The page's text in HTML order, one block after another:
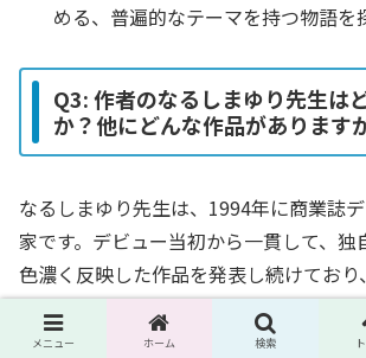
める、普遍的なテーマを持つ物語を
Q3: 作者のなるしまゆり先生は
か？他にどんな作品があります
なるしまゆり先生は、1994年に商業誌
家です。デビュー当初から一貫して、独
色濃く反映した作品を発表し続けており
れています。インタビューでは、絵を描
も、物語や世界観を構築する「妄想」
メニュー ホーム 検索